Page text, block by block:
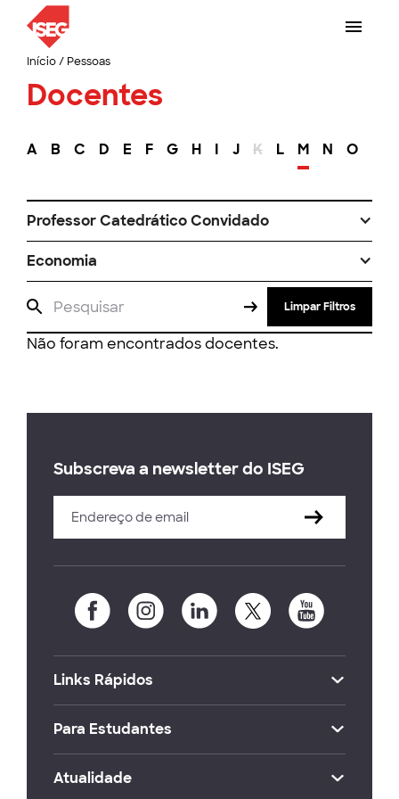
Início/ Pessoas
Docentes
A B C D E F G H I J K L M N O
Professor Catedrático Convidado
Economia
Limpar Filtros
Não foram encontrados docentes.
Subscreva a newsletter do ISEG
Links Rápidos
Para Estudantes
Atualidade